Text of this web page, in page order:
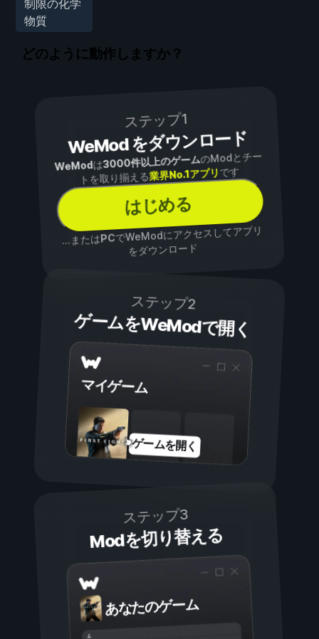
制限の化学
物質
どのように動作しますか？
ステップ1
WeMod をダウンロード
WeModは3000件以上のゲームのModとチー
トを取り揃える業界No.1アプリです
はじめる
...またはPCでWeModにアクセスしてアプリ
をダウンロード
ステップ2
ゲームをWeModで開く
マイゲーム
ゲームを開く
ステップ3
Modを切り替える
あなたのゲーム